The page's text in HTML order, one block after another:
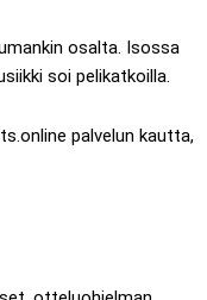
osalta. Isossa
soi pelikatkoilla.
palvelun kautta,